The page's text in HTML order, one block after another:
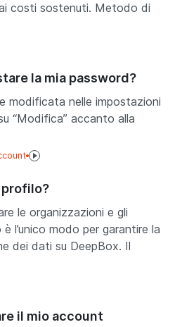
costi sostenuti. Metodo di
la mia password?
modificata nelle impostazioni
“Modifica” accanto alla
profilo?
le organizzazioni e gli
l’unico modo per garantire la
dei dati su DeepBox. Il
il mio account